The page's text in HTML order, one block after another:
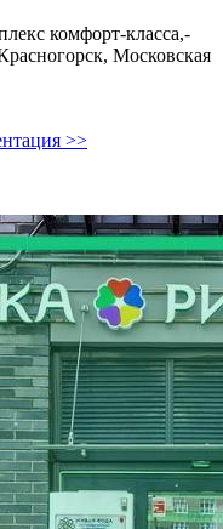
комфорт-класса,­
Московская
>>